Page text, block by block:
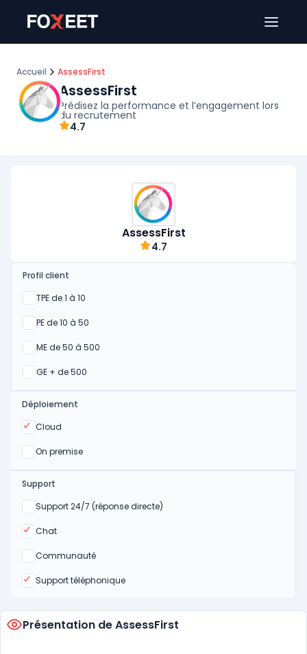
Accueil AssessFirst
AssessFirst
Prédisez la performance et l’engagement lors
du recrutement
4.7
AssessFirst
4.7
Profil client
TPE de 1 à 10
Oui
PE de 10 à 50
Oui
ME de 50 à 500
Oui
GE + de 500
Oui
Déploiement
Cloud
Oui
On premise
Oui
Support
Support 24/7 (réponse directe)
Non
Chat
Oui
Communauté
Non
Support téléphonique
Oui
Présentation de AssessFirst